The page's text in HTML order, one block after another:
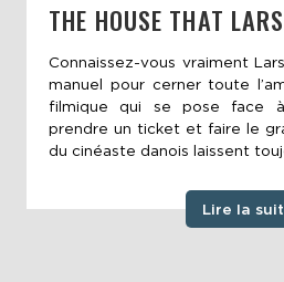
THE HOUSE THAT
Connaissez-vous vraiment
manuel pour cerner toute
filmique qui se pose face
prendre un ticket et faire le
du cinéaste danois laissent
Lire la